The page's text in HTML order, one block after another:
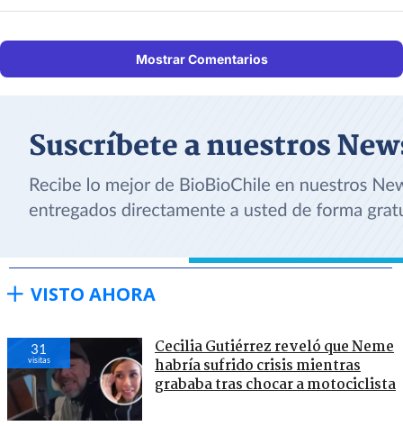
Mostrar Comentarios
VISTO AHORA
31
visitas
Cecilia Gutiérrez reveló que Neme
habría sufrido crisis mientras
grababa tras chocar a motociclista